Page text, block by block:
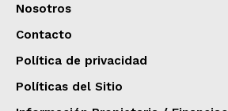
Nosotros
Contacto
Política de privacidad
Políticas del Sitio